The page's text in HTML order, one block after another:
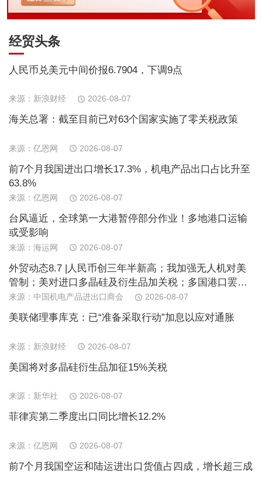
经贸头条
人民币兑美元中间价报6.7904，下调9点
来源：新浪财经 2026-08-07
海关总署：截至目前已对63个国家实施了零关税政策
来源：亿恩网 2026-08-07
前7个月我国进出口增长17.3%，机电产品出口占比升至
63.8%
来源：亿恩网 2026-08-07
台风逼近，全球第一大港暂停部分作业！多地港口运输
或受影响
来源：海运网 2026-08-07
外贸动态8.7 |人民币创三年半新高；我加强无人机对美
管制；美对进口多晶硅及衍生品加关税；多国港口罢
工；日消费连续下滑；欧PPI近期首跌
来源：中国机电产品进出口商会 2026-08-07
美联储理事库克：已“准备采取行动”加息以应对通胀
来源：新浪财经 2026-08-07
美国将对多晶硅衍生品加征15%关税
来源：新华社 2026-08-07
菲律宾第二季度出口同比增长12.2%
来源：亿恩网 2026-08-07
前7个月我国空运和陆运进出口货值占四成，增长超三成